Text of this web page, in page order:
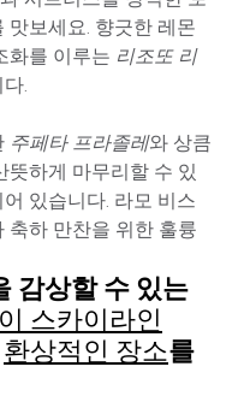
보세요. 향긋한 레몬
화를 이루는 리조또 리
.
주페타 프라졸레와 상큼
뜻하게 마무리할 수 있
있습니다. 라모 비스
축하 만찬을 위한 훌륭
감상할 수 있는
스카이라인
환상적인 장소를